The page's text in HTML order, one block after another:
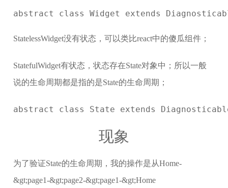
abstract class Widget extends
StatelessWidget没有状态，可以类比react中的傻瓜组件；
StatefulWidget有状态，状态存在State对象中；所以一般
说的生命周期都是指的是State的生命周期；
abstract class State extends
现象
为了验证State的生命周期，我的操作是从Home-
&gt;page1-&gt;page2-&gt;page1-&gt;Home